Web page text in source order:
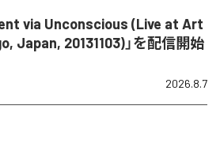
via Unconscious (Live at Art
Japan, 20131103)」を配信開始
2026.8.7